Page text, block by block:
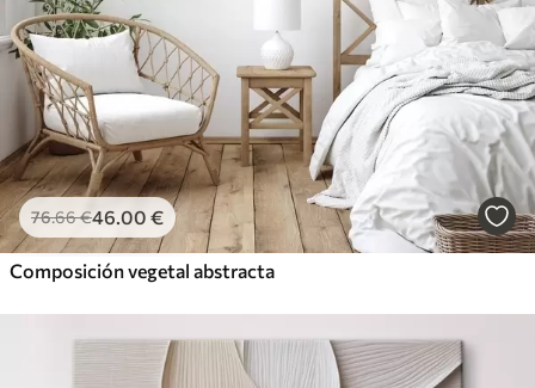
76.66€46.00 €
Composición vegetal abstracta